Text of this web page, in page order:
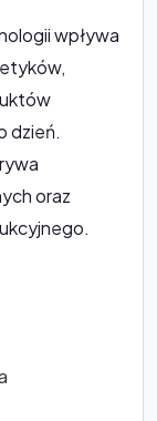
wpływa
dzień.
oraz